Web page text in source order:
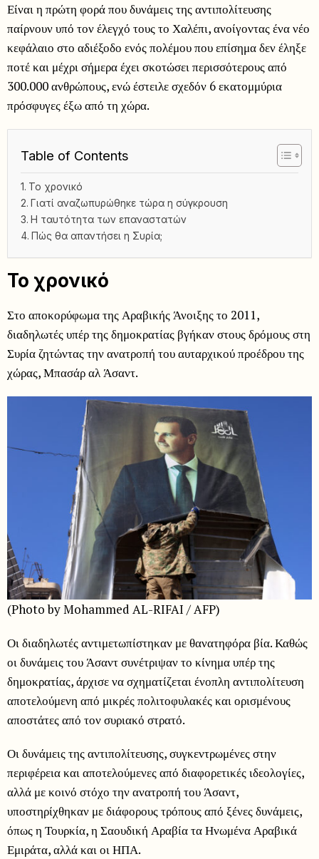
Είναι η πρώτη φορά που δυνάμεις της αντιπολίτευσης
παίρνουν υπό τον έλεγχό τους το Χαλέπι, ανοίγοντας ένα νέο
κεφάλαιο στο αδιέξοδο ενός πολέμου που επίσημα δεν έληξε
ποτέ και μέχρι σήμερα έχει σκοτώσει περισσότερους από
300.000 ανθρώπους, ενώ έστειλε σχεδόν 6 εκατομμύρια
πρόσφυγες έξω από τη χώρα.
Table of Contents
Το χρονικό
Γιατί αναζωπυρώθηκε τώρα η σύγκρουση
Η ταυτότητα των επαναστατών
Πώς θα απαντήσει η Συρία;
Το χρονικό
Στο αποκορύφωμα της Αραβικής Άνοιξης το 2011,
διαδηλωτές υπέρ της δημοκρατίας βγήκαν στους δρόμους στη
Συρία ζητώντας την ανατροπή του αυταρχικού προέδρου της
χώρας, Μπασάρ αλ Άσαντ.
(Photo by Mohammed AL-RIFAI / AFP)
Οι διαδηλωτές αντιμετωπίστηκαν με θανατηφόρα βία. Καθώς
οι δυνάμεις του Άσαντ συνέτριψαν το κίνημα υπέρ της
δημοκρατίας, άρχισε να σχηματίζεται ένοπλη αντιπολίτευση
αποτελούμενη από μικρές πολιτοφυλακές και ορισμένους
αποστάτες από τον συριακό στρατό.
Οι δυνάμεις της αντιπολίτευσης, συγκεντρωμένες στην
περιφέρεια και αποτελούμενες από διαφορετικές ιδεολογίες,
αλλά με κοινό στόχο την ανατροπή του Άσαντ,
υποστηρίχθηκαν με διάφορους τρόπους από ξένες δυνάμεις,
όπως η Τουρκία, η Σαουδική Αραβία τα Ηνωμένα Αραβικά
Εμιράτα, αλλά και οι ΗΠΑ.